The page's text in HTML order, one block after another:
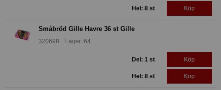
Hel: 8 st Köp
Småbröd Gille Havre 36 st Gille
320698 Lager: 64
Del: 1 st Köp
Hel: 8 st Köp